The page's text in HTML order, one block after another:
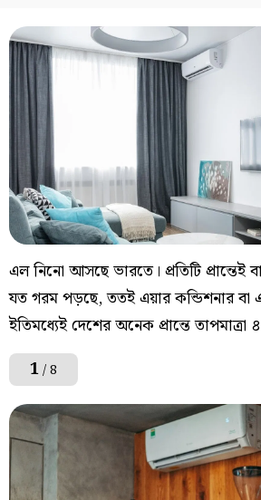
এল নিনো আসছে ভারতে। প্রতিটি প্রান্তেই
যত গরম পড়ছে, ততই এয়ার কন্ডিশনার বা
ইতিমধ্যেই দেশের অনেক প্রান্তে তাপমাত্রা
1/ 8